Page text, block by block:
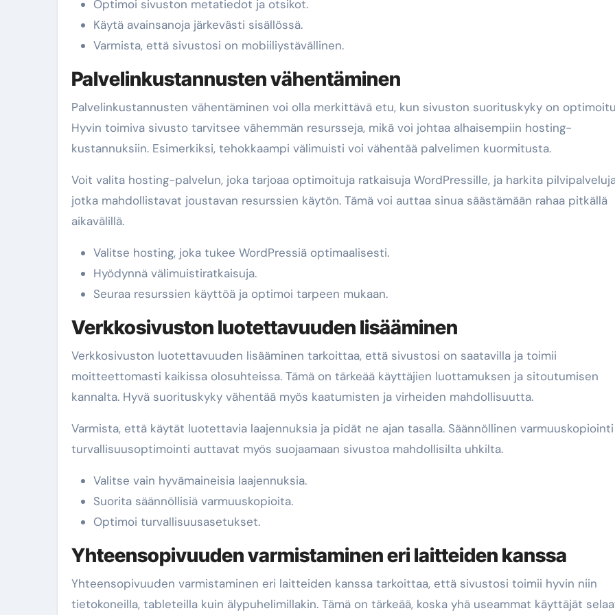
Optimoi sivuston metatiedot ja otsikot.
Käytä avainsanoja järkevästi sisällössä.
Varmista, että sivustosi on mobiiliystävällinen.
Palvelinkustannusten vähentäminen
Palvelinkustannusten vähentäminen voi olla merkittävä etu, kun sivuston suorituskyky on
Hyvin toimiva sivusto tarvitsee vähemmän resursseja, mikä voi johtaa alhaisempiin hosting-
kustannuksiin. Esimerkiksi, tehokkaampi välimuisti voi vähentää palvelimen kuormitusta.
Voit valita hosting-palvelun, joka tarjoaa optimoituja ratkaisuja WordPressille, ja harkita
jotka mahdollistavat joustavan resurssien käytön. Tämä voi auttaa sinua säästämään rahaa pitkällä
aikavälillä.
Valitse hosting, joka tukee WordPressiä optimaalisesti.
Hyödynnä välimuistiratkaisuja.
Seuraa resurssien käyttöä ja optimoi tarpeen mukaan.
Verkkosivuston luotettavuuden lisääminen
Verkkosivuston luotettavuuden lisääminen tarkoittaa, että sivustosi on saatavilla ja toimii
moitteettomasti kaikissa olosuhteissa. Tämä on tärkeää käyttäjien luottamuksen ja sitoutumisen
kannalta. Hyvä suorituskyky vähentää myös kaatumisten ja virheiden mahdollisuutta.
Varmista, että käytät luotettavia laajennuksia ja pidät ne ajan tasalla. Säännöllinen
turvallisuusoptimointi auttavat myös suojaamaan sivustoa mahdollisilta uhkilta.
Valitse vain hyvämaineisia laajennuksia.
Suorita säännöllisiä varmuuskopioita.
Optimoi turvallisuusasetukset.
Yhteensopivuuden varmistaminen eri laitteiden kanssa
Yhteensopivuuden varmistaminen eri laitteiden kanssa tarkoittaa, että sivustosi toimii hyvin niin
tietokoneilla, tableteilla kuin älypuhelimillakin. Tämä on tärkeää, koska yhä useammat käyttäjät